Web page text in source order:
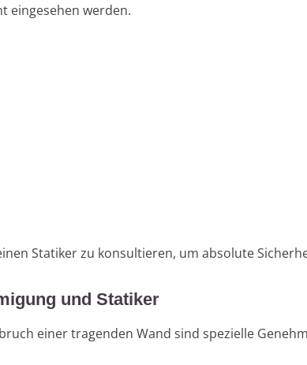
eingesehen werden.
Statiker zu konsultieren, um absolute
und Statiker
einer tragenden Wand sind spezielle